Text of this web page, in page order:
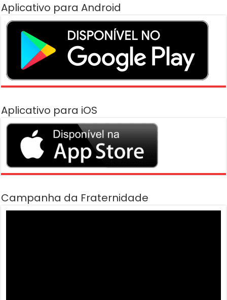
Aplicativo para Android
Aplicativo para iOS
Campanha da Fraternidade